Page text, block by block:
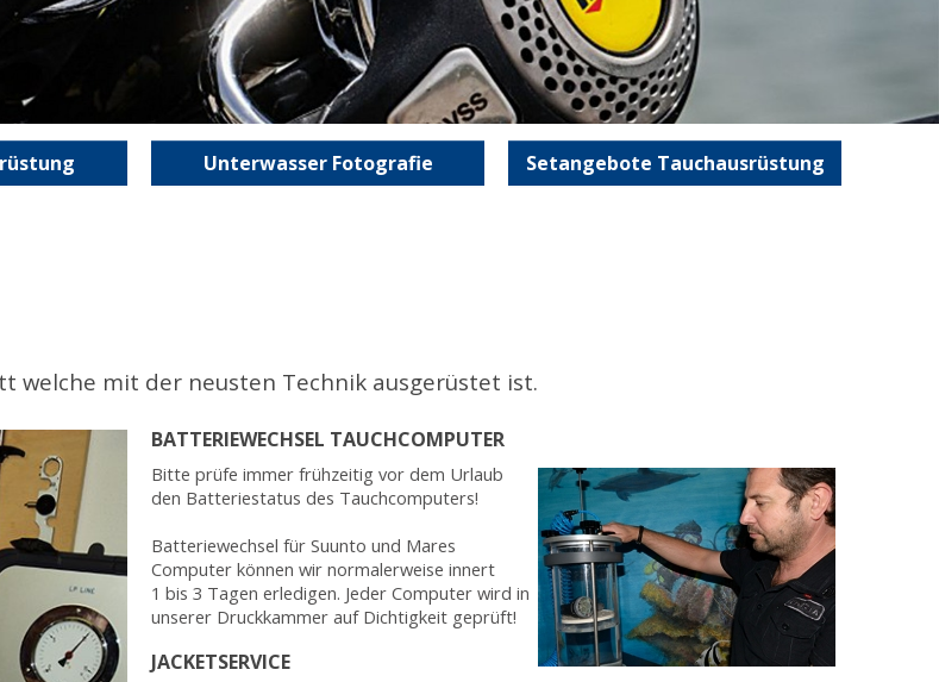
Unterwasser Fotografie Setangebote Tauchausrüstung
welche mit der neusten Technik ausgerüstet ist.
BATTERIEWECHSEL TAUCHCOMPUTER
Bitte prüfe immer frühzeitig vor dem Urlaub
den Batteriestatus des Tauchcomputers!
Batteriewechsel für Suunto und Mares
Computer können wir normalerweise innert
1 bis 3 Tagen erledigen. Jeder Computer wird in
unserer Druckkammer auf Dichtigkeit geprüft!
JACKETSERVICE